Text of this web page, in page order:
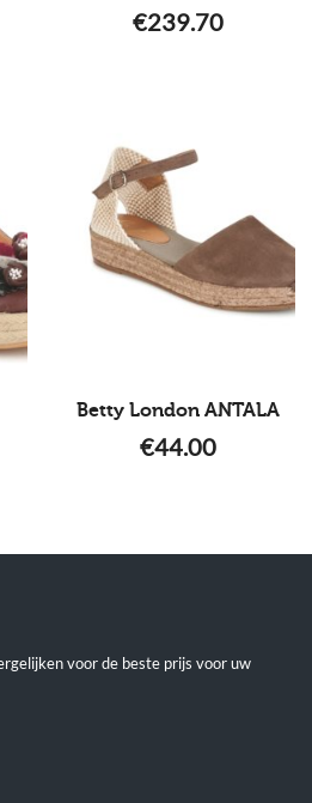
€239.70
Betty London ANTALA
€44.00
voor de beste prijs voor uw